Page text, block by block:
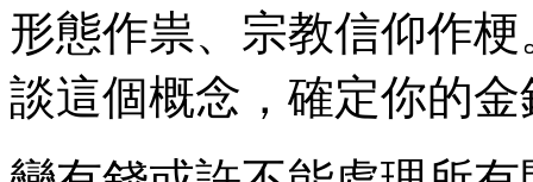
形態作祟、宗教信仰作
談這個概念，確定你的